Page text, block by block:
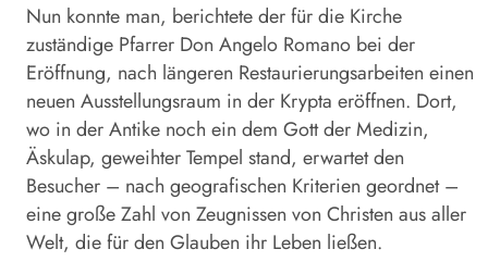
Nun konnte man, berichtete der für die Kirche
zuständige Pfarrer Don Angelo Romano bei der
Eröffnung, nach längeren Restaurierungsarbeiten einen
neuen Ausstellungsraum in der Krypta eröffnen. Dort,
wo in der Antike noch ein dem Gott der Medizin,
Äskulap, geweihter Tempel stand, erwartet den
Besucher – nach geografischen Kriterien geordnet –
eine große Zahl von Zeugnissen von Christen aus aller
Welt, die für den Glauben ihr Leben ließen.